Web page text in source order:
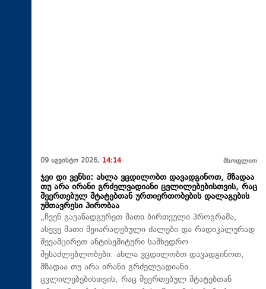
09 აგვისტო 2026, 14:14 მსოფლიო
ჯეი დი ვენსი: ახლა ვცდილობთ დავადგინოთ, მზადაა
თუ არა ირანი გრძელვადიანი ცვლილებებისთვის, რაც
შეერთებულ შტატებთან ურთიერთობების დალაგების
უმთავრესი პირობაა
„ჩვენ გავანადგურეთ მათი ბირთვული პროგრამა,
ასევე მათი შეიარაღებული ძალები და რადიკალურად
შევამცირეთ ანტისემიტური სამხედრო
შესაძლებლობები. ახლა ვცდილობთ დავადგინოთ,
მზადაა თუ არა ირანი გრძელვადიანი
ცვლილებებისთვის, რაც შეერთებულ შტატებთან